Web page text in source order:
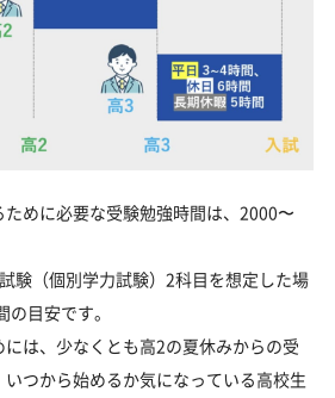
めに必要な受験勉強時間は、2000〜
験（個別学力試験）2科目を想定した場
目安です。
は、少なくとも高2の夏休みからの受
つから始めるか気になっている高校生